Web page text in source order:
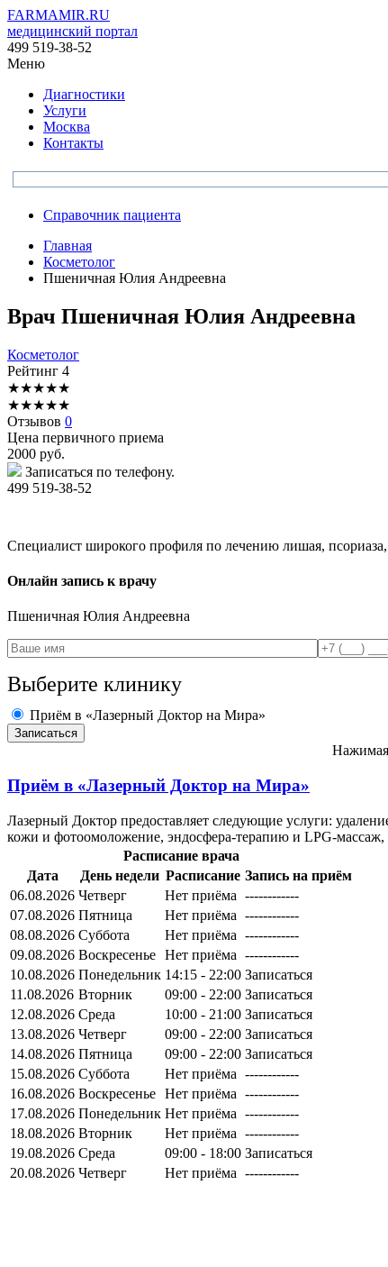
FARMAMIR.RU
медицинский портал
499 519-38-52
Меню
Диагностики
Услуги
Москва
Контакты
Справочник пациента
Главная
Косметолог
Пшеничная Юлия Андреевна
Врач Пшеничная Юлия Андреевна
Косметолог
Рейтинг 4
★★★★★
★★★★★
Отзывов 0
Цена первичного приема
2000 руб.
Записаться по телефону.
499 519-38-52
Специалист широкого профиля по лечению лишая,
Онлайн запись к врачу
Пшеничная Юлия Андреевна
Выберите клинику
Приём в «Лазерный Доктор на Мира»
Приём в «Лазерный Доктор на Мира»
Лазерный Доктор предоставляет следующие услуги:
кожи и фотоомоложение, эндосфера-терапию и LPG-массаж,
Расписание врача
Дата
День недели Расписание Запись на приём
06.08.2026 Четверг Нет приёма ------------
07.08.2026 Пятница Нет приёма ------------
08.08.2026 Суббота Нет приёма ------------
09.08.2026 Воскресенье Нет приёма ------------
10.08.2026 Понедельник 14:15 - 22:00 Записаться
11.08.2026 Вторник 09:00 - 22:00 Записаться
12.08.2026 Среда 10:00 - 21:00 Записаться
13.08.2026 Четверг 09:00 - 22:00 Записаться
14.08.2026 Пятница 09:00 - 22:00 Записаться
15.08.2026 Суббота Нет приёма ------------
16.08.2026 Воскресенье Нет приёма ------------
17.08.2026 Понедельник Нет приёма ------------
18.08.2026 Вторник Нет приёма ------------
19.08.2026 Среда 09:00 - 18:00 Записаться
20.08.2026 Четверг Нет приёма ------------